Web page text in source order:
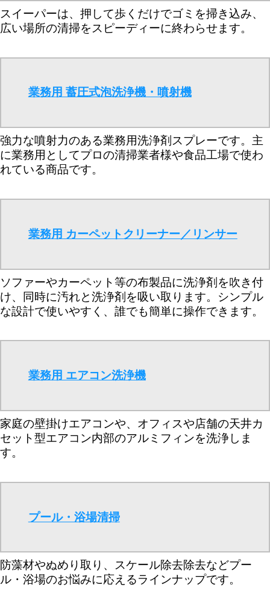
スイーパーは、押して歩くだけでゴミを掃き込み、
広い場所の清掃をスピーディーに終わらせます。
業務用 蓄圧式泡洗浄機・噴射機
強力な噴射力のある業務用洗浄剤スプレーです。主
に業務用としてプロの清掃業者様や食品工場で使わ
れている商品です。
業務用 カーペットクリーナー／リンサー
ソファーやカーペット等の布製品に洗浄剤を吹き付
け、同時に汚れと洗浄剤を吸い取ります。シンプル
な設計で使いやすく、誰でも簡単に操作できます。
業務用 エアコン洗浄機
家庭の壁掛けエアコンや、オフィスや店舗の天井カ
セット型エアコン内部のアルミフィンを洗浄しま
す。
プール・浴場清掃
防藻材やぬめり取り、スケール除去除去などプー
ル・浴場のお悩みに応えるラインナップです。